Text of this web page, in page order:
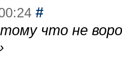
#
что не